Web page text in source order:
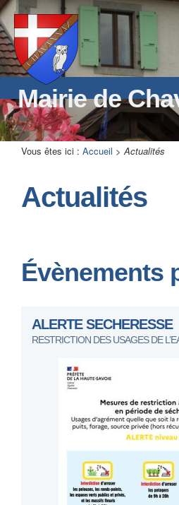
Mairie de
Vous êtes ici : Accueil >Actualités
Actualités
Évènements
ALERTE SECHERESSE
RESTRICTION DES USAGES DE